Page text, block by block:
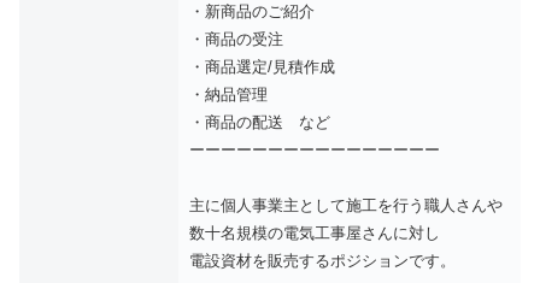
・新商品のご紹介
・商品の受注
・商品選定/見積作成
・納品管理
・商品の配送 など
ーーーーーーーーーーーーーーーー
主に個人事業主として施工を行う職人さんや
数十名規模の電気工事屋さんに対し
電設資材を販売するポジションです。